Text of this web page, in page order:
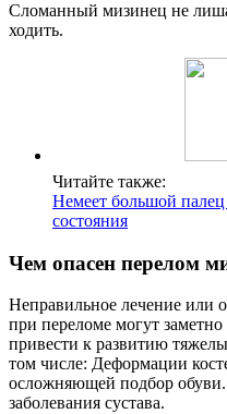
Сломанный мизинец не
ходить.
Читайте также:
Немеет большой
состояния
Чем опасен перелом
Неправильное лечение или
при переломе могут заметно
привести к развитию
том числе: Деформации
осложняющей подбор
заболевания сустава.